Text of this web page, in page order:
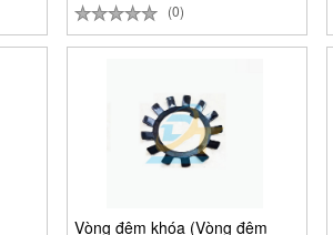
(0)
Vòng đệm khóa (Vòng đệm